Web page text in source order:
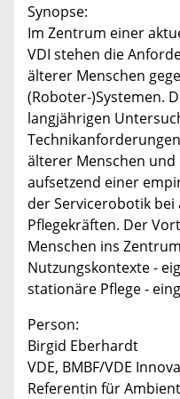
Synopse:
Im Zentrum einer
VDI stehen die
älterer Menschen
(Roboter-)Systemen.
langjährigen
älterer Menschen
aufsetzend einer
der Servicerobotik
Pflegekräften. Der
Menschen ins
Nutzungskontexte -
stationäre Pflege -
Person:
Birgid Eberhardt
VDE, BMBF/VDE
Referentin für